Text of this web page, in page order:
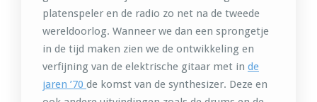
platenspeler en de radio zo net na de tweede
wereldoorlog. Wanneer we dan een sprongetje
in de tijd maken zien we de ontwikkeling en
verfijning van de elektrische gitaar met in de
jaren ’70 de komst van de synthesizer. Deze en